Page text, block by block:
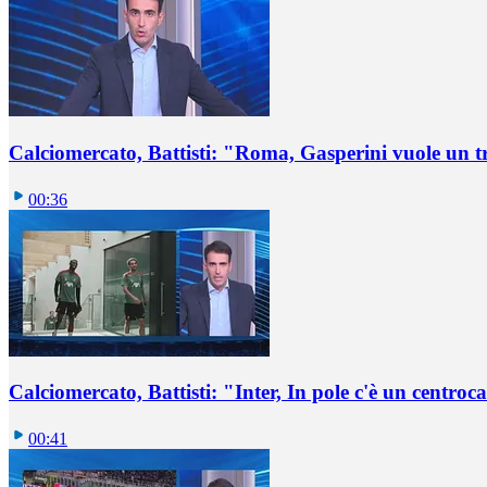
Calciomercato, Battisti: "Roma, Gasperini vuole un
00:36
Calciomercato, Battisti: "Inter, In pole c'è un
00:41